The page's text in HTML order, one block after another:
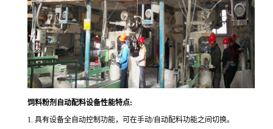
饲料粉剂自动配料设备性能特点:
1. 具有设备全自动控制功能，可在手动/自动配料功能之间切换。